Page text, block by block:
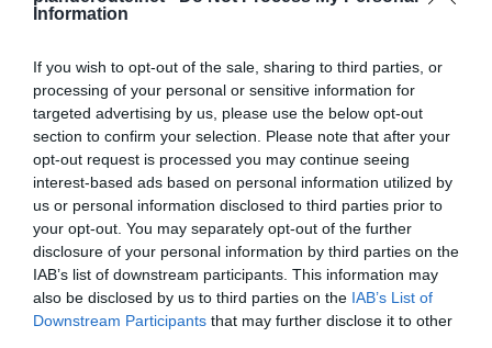
Information
If you wish to opt-out of the sale, sharing to third parties, or
processing of your personal or sensitive information for
targeted advertising by us, please use the below opt-out
section to confirm your selection. Please note that after your
opt-out request is processed you may continue seeing
interest-based ads based on personal information utilized by
us or personal information disclosed to third parties prior to
your opt-out. You may separately opt-out of the further
disclosure of your personal information by third parties on the
IAB’s list of downstream participants. This information may
also be disclosed by us to third parties on the IAB’s List of
Downstream Participants that may further disclose it to other
Places à proximité de votre itinéraire (moins de 30)
Talantà 2.52 km du point 1
Chenôveà 1.20 km du point 1
Larreyà 2.78 km du point 1
La Fillotteà 2.39 km du point 7
Plombièresà 1.28 km du point 12
à 2.00 km du point 12
Plombières-lès-Dijonà 1.28 km du point 12
Créanceyà 3.17 km du point 14
Thoisy-le-Désert à 1.90 km du point 14
Pouilly-en-Auxoisà 1.69 km du point 14
Évry-Petit-Bourgà 2.38 km du point 15